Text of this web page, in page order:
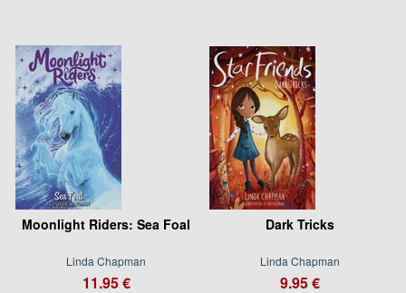
Moonlight Riders: Sea Foal
Linda Chapman
11.95 €
Dark Tricks
Linda Chapman
9.95 €